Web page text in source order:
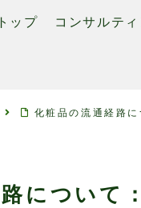
トップ コンサルテ
化粧品の流通経路
について